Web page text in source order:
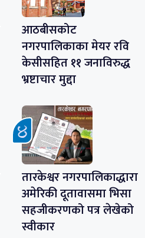
आठबीसकोट
नगरपालिकाका मेयर रवि
केसीसहित ११ जनाविरुद्ध
भ्रष्टाचार मुद्दा
तारकेश्वर नगरपालिकाद्धारा
अमेरिकी दूतावासमा भिसा
सहजीकरणको पत्र लेखेको
स्वीकार